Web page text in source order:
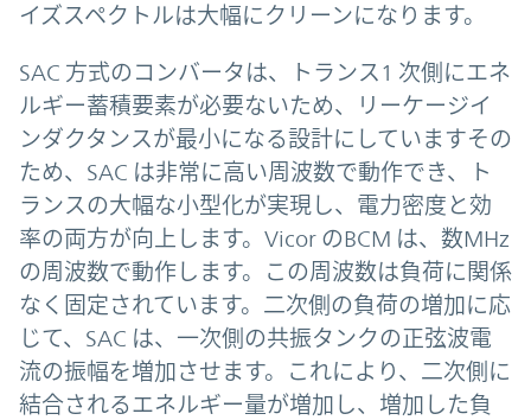
イズスペクトルは大幅にクリーンになります。
SAC 方式のコンバータは、トランス1 次側にエネ
ルギー蓄積要素が必要ないため、リーケージイ
ンダクタンスが最小になる設計にしていますその
ため、SAC は非常に高い周波数で動作でき、ト
ランスの大幅な小型化が実現し、電力密度と効
率の両方が向上します。Vicor のBCM は、数MHz
の周波数で動作します。この周波数は負荷に関係
なく固定されています。二次側の負荷の増加に応
じて、SAC は、一次側の共振タンクの正弦波電
流の振幅を増加させます。これにより、二次側に
結合されるエネルギー量が増加し、増加した負